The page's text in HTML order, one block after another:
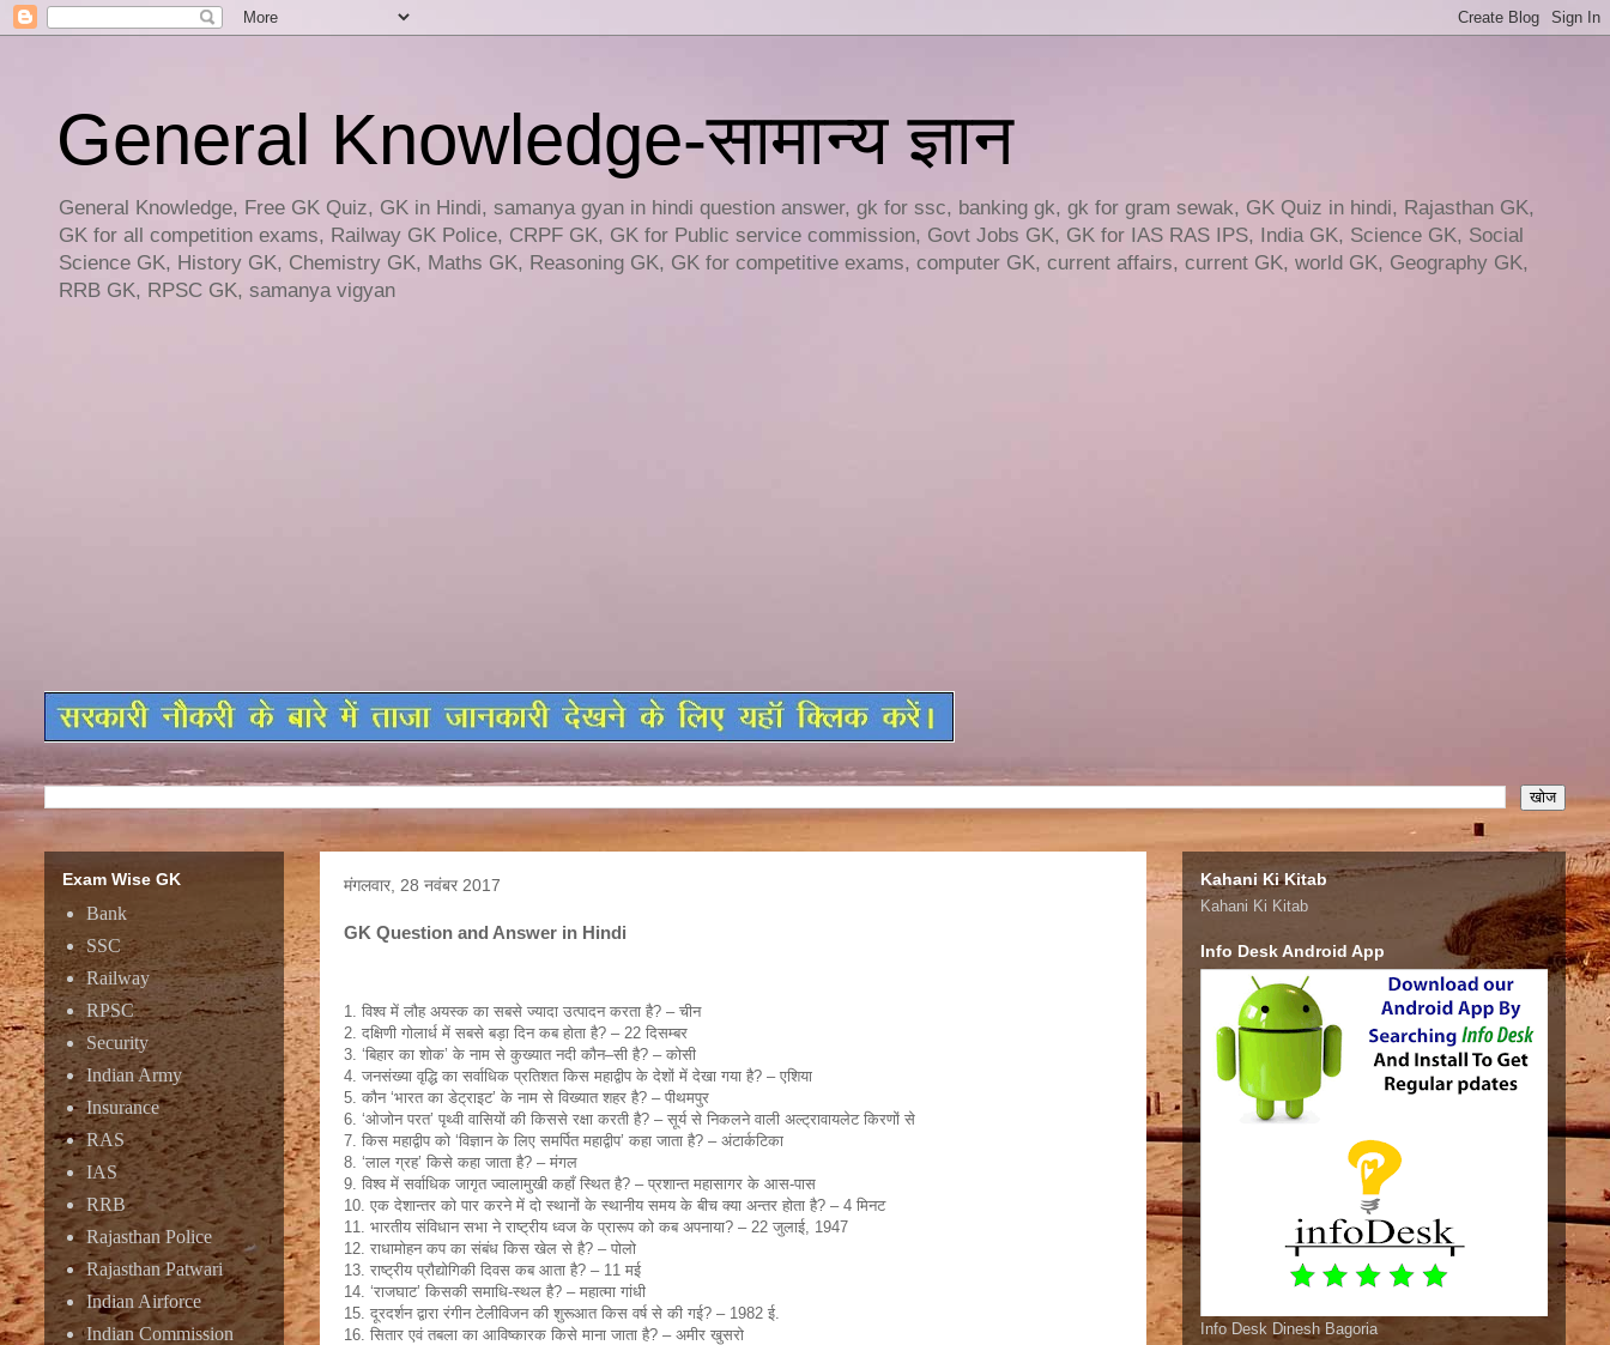
General Knowledge-सामान्य ज्ञान
General Knowledge, Free GK Quiz, GK in Hindi, samanya gyan in hindi question answer, gk for ssc, banking gk, gk for gram sewak, GK Quiz in hindi, Rajasthan GK,
GK for all competition exams, Railway GK Police, CRPF GK, GK for Public service commission, Govt Jobs GK, GK for IAS RAS IPS, India GK, Science GK, Social
Science GK, History GK, Chemistry GK, Maths GK, Reasoning GK, GK for competitive exams, computer GK, current affairs, current GK, world GK, Geography GK,
RRB GK, RPSC GK, samanya vigyan
मंगलवार, 28 नवंबर 2017
GK Question and Answer in Hindi
1. विश्व में लौह अयस्क का सबसे ज्यादा उत्पादन करता है? – चीन
2. दक्षिणी गोलार्ध में सबसे बड़ा दिन कब होता है? – 22 दिसम्बर
3. ‘बिहार का शोक’ के नाम से कुख्यात नदी कौन–सी है? – कोसी
4. जनसंख्या वृद्धि का सर्वाधिक प्रतिशत किस महाद्वीप के देशों में देखा गया है? – एशिया
5. कौन ‘भारत का डेट्राइट’ के नाम से विख्यात शहर है? – पीथमपुर
6. ‘ओजोन परत’ पृथ्वी वासियों की किससे रक्षा करती है? – सूर्य से निकलने वाली अल्ट्रावायलेट किरणों से
7. किस महाद्वीप को ‘विज्ञान के लिए समर्पित महाद्वीप’ कहा जाता है? – अंटार्कटिका
8. ‘लाल ग्रह’ किसे कहा जाता है? – मंगल
9. विश्व में सर्वाधिक जागृत ज्वालामुखी कहाँ स्थित है? – प्रशान्त महासागर के आस-पास
10. एक देशान्तर को पार करने में दो स्थानों के स्थानीय समय के बीच क्या अन्तर होता है? – 4 मिनट
11. भारतीय संविधान सभा ने राष्ट्रीय ध्वज के प्रारूप को कब अपनाया? – 22 जुलाई, 1947
12. राधामोहन कप का संबंध किस खेल से है? – पोलो
13. राष्ट्रीय प्रौद्योगिकी दिवस कब आता है? – 11 मई
14. ‘राजघाट’ किसकी समाधि-स्थल है? – महात्मा गांधी
15. दूरदर्शन द्वारा रंगीन टेलीविजन की शुरूआत किस वर्ष से की गई? – 1982 ई.
16. सितार एवं तबला का आविष्कारक किसे माना जाता है? – अमीर खुसरो
Exam Wise GK
Bank
SSC
Railway
RPSC
Security
Indian Army
Insurance
RAS
IAS
RRB
Rajasthan Police
Rajasthan Patwari
Indian Airforce
Indian Commission
Kahani Ki Kitab
Kahani Ki Kitab
Info Desk Android App
Info Desk Dinesh Bagoria